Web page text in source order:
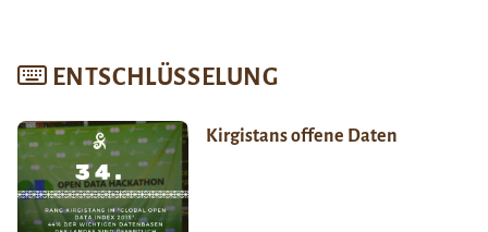
ENTSCHLÜSSELUNG
Kirgistans offene Daten